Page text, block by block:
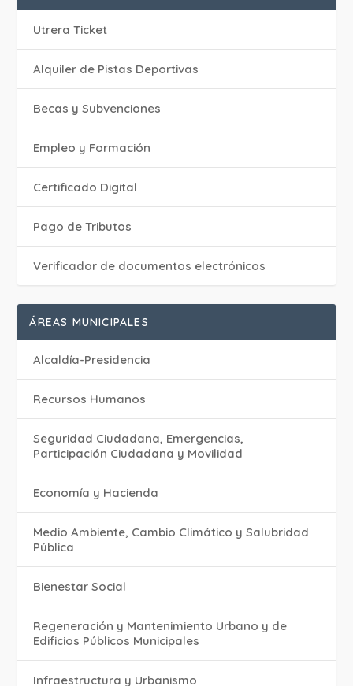
Utrera Ticket
Alquiler de Pistas Deportivas
Becas y Subvenciones
Empleo y Formación
Certificado Digital
Pago de Tributos
Verificador de documentos electrónicos
ÁREAS MUNICIPALES
Alcaldía-Presidencia
Recursos Humanos
Seguridad Ciudadana, Emergencias,
Participación Ciudadana y Movilidad
Economía y Hacienda
Medio Ambiente, Cambio Climático y Salubridad
Pública
Bienestar Social
Regeneración y Mantenimiento Urbano y de
Edificios Públicos Municipales
Infraestructura y Urbanismo